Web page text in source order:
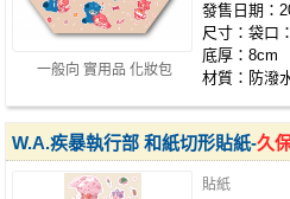
一般向 實用品 化妝包
發售日期：
尺寸：袋口
底厚：8cm
材質：防潑
W.A.疾暴執行部 和紙切形貼紙-久
貼紙